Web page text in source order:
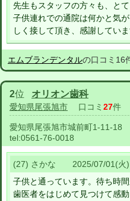
先生もスタッフの方々も、とて
子供連れでの通院は何かと気
しく接して頂き、感謝していま
エムブランデンタルの口コミ16
2位 オリオン歯科
愛知県尾張旭市 口コミ 27件
愛知県尾張旭市城前町1-11-18
tel:0561-76-0018
(27) さかな 2025/07/01(
子供と通っています。待ち時
歯医者をはじめて見つけて感